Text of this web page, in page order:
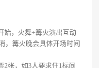
始，火舞+篝火演出互动
，篝火晚会具体开场时间
张，如3人要求住1标间